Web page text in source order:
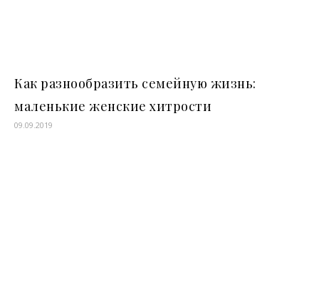
Как разнообразить семейную жизнь:
маленькие женские хитрости
09.09.2019